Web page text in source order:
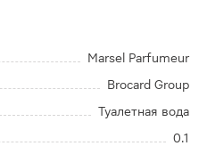
Marsel Parfumeur
Brocard Group
Туалетная вода
0.1